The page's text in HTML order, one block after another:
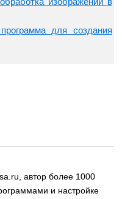
для создания
автор более 1000
и настройке